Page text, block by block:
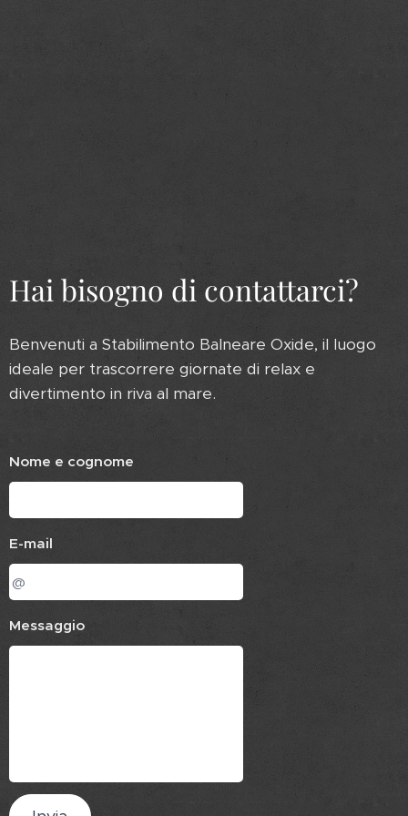
Hai bisogno di contattarci?
Benvenuti a Stabilimento Balneare Oxide, il luogo
ideale per trascorrere giornate di relax e
divertimento in riva al mare.
Nome e cognome
E-mail
Messaggio